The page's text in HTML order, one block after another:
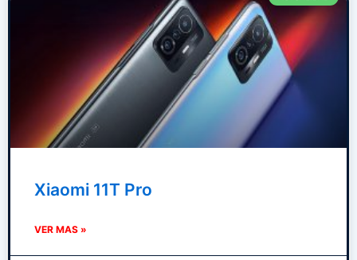
Xiaomi 11T Pro
VER MAS »